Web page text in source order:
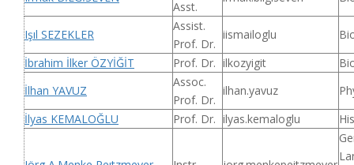
Asst.
Işıl SEZEKLER
Assist.
Prof. Dr.
iismailoglu
İbrahim İlker ÖZYİĞİT
Prof. Dr. ilkozyigit
İlhan YAVUZ
Assoc.
Prof. Dr.
ilhan.yavuz
İlyas KEMALOĞLU
Prof. Dr. ilyas.kemaloglu